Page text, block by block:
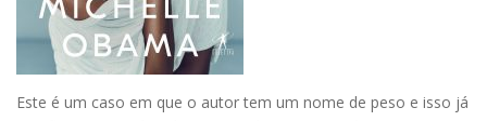
Este é um caso em que o autor tem um nome de peso e isso já